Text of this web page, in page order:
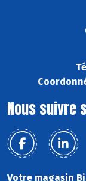
Nous suivre
Votre magasin